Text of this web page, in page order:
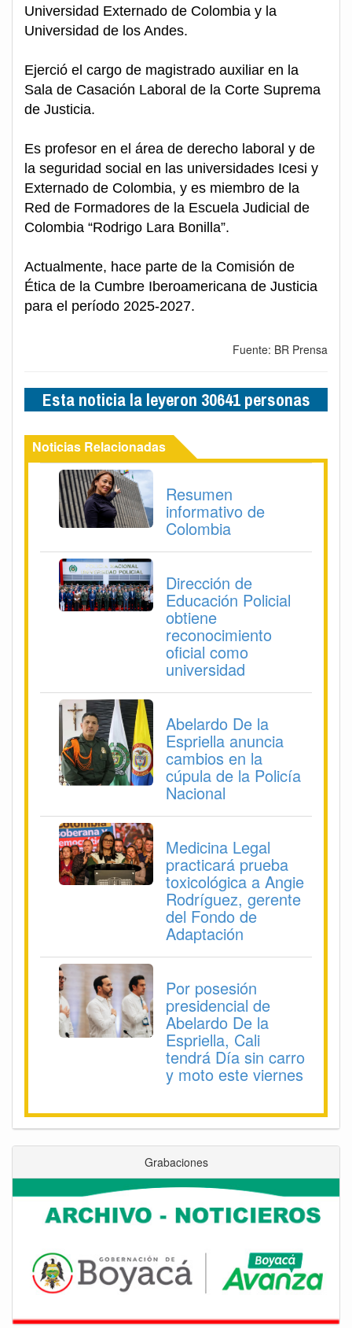
Universidad Externado de Colombia y la
Universidad de los Andes.
Ejerció el cargo de magistrado auxiliar en la
Sala de Casación Laboral de la Corte Suprema
de Justicia.
Es profesor en el área de derecho laboral y de
la seguridad social en las universidades Icesi y
Externado de Colombia, y es miembro de la
Red de Formadores de la Escuela Judicial de
Colombia “Rodrigo Lara Bonilla”.
Actualmente, hace parte de la Comisión de
Ética de la Cumbre Iberoamericana de Justicia
para el período 2025-2027.
Fuente: BR Prensa
Esta noticia la leyeron 30641 personas
Noticias Relacionadas
Resumen
informativo de
Colombia
Dirección de
Educación Policial
obtiene
reconocimiento
oficial como
universidad
Abelardo De la
Espriella anuncia
cambios en la
cúpula de la Policía
Nacional
Medicina Legal
practicará prueba
toxicológica a Angie
Rodríguez, gerente
del Fondo de
Adaptación
Por posesión
presidencial de
Abelardo De la
Espriella, Cali
tendrá Día sin carro
y moto este viernes
Grabaciones